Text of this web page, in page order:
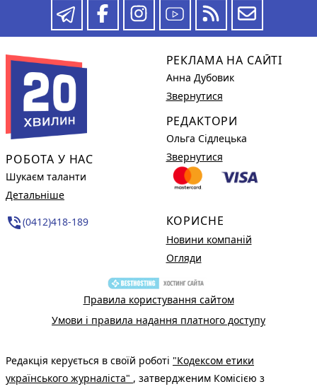
РОБОТА У НАС
Шукаєм таланти
Детальніше
phone_in_talk(0412)418-189
РЕКЛАМА НА САЙТІ
Анна Дубовик
Звернутися
РЕДАКТОРИ
Ольга Сідлецька
Звернутися
КОРИСНЕ
Новини компаній
Огляди
Правила користування сайтом
Умови і правила надання платного доступу
Редакція керується в своїй роботі "Кодексом етики
українського журналіста" , затвердженим Комісією з